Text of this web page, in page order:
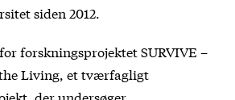
siden 2012.
forskningsprojektet SURVIVE –
Living, et tværfagligt